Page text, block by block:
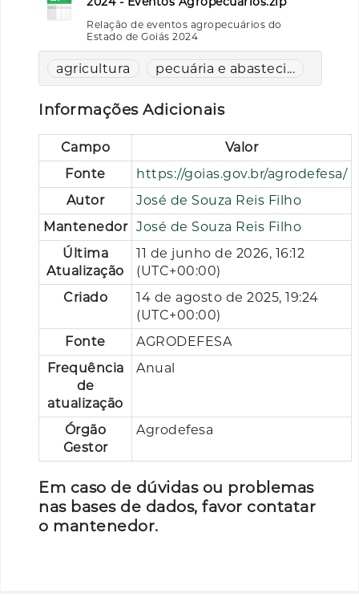
Relação de eventos agropecuários do
Estado de Goiás 2024
agricultura pecuária e abasteci...
Informações Adicionais
Campo
Valor
Fonte
https://goias.gov.br/agrodefesa/
Autor
José de Souza Reis Filho
Mantenedor José de Souza Reis Filho
Última
Atualização
11 de junho de 2026, 16:12
(UTC+00:00)
Criado
14 de agosto de 2025, 19:24
(UTC+00:00)
Fonte
AGRODEFESA
Frequência
de
atualização
Anual
Órgão
Gestor
Agrodefesa
Em caso de dúvidas ou problemas
nas bases de dados, favor contatar
o mantenedor.